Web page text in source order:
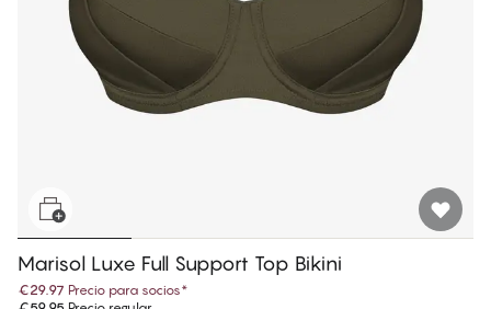
Marisol Luxe Full Support Top Bikini
€29.97 Precio para socios*